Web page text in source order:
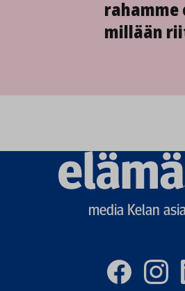
millään
Elämässä
logo
media Kelan